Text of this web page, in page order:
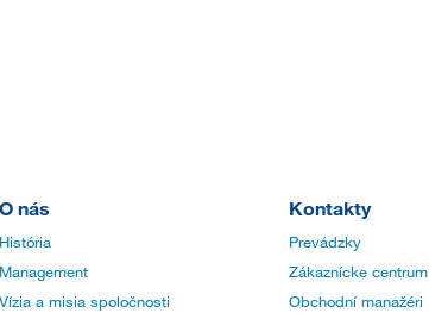
O nás
História
Management
Vízia a misia spoločnosti
Kontakty
Prevádzky
Zákaznícke centrum
Obchodní manažéri